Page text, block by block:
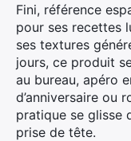
Fini, référence
pour ses recettes
ses textures
jours, ce produit
au bureau, apéro
d’anniversaire ou
pratique se glisse
prise de tête.